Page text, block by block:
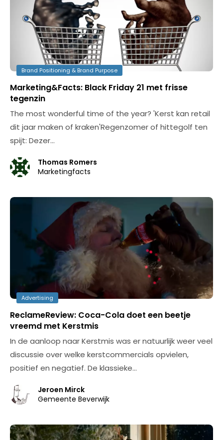
Brand Positioning & Brand Purpose
Marketing&Facts: Black Friday 21 met frisse
tegenzin
The most wonderful time of the year? 'Kerst kan retail
dit jaar maken of kraken'Regenzomer of hittegolf ten
spijt: Dezer…
Thomas Romers
Marketingfacts
Advertising
ReclameReview: Coca-Cola doet een beetje
vreemd met Kerstmis
In de aanloop naar Kerstmis was er natuurlijk weer veel
discussie over welke kerstcommercials opvielen,
positief en negatief. De klassieke…
Jeroen Mirck
Gemeente Beverwijk